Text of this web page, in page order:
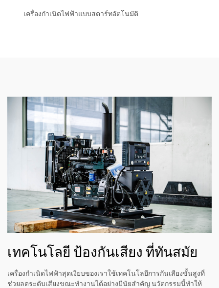
เครื่องกำเนิดไฟฟ้าแบบสตาร์ทอัตโนมัติ
เทคโนโลยี ป้องกันเสียง ที่ทันสมัย
เครื่องกำเนิดไฟฟ้าสุดเงียบของเราใช้เทคโนโลยีการกันเสียงขั้นสูงที่
ช่วยลดระดับเสียงขณะทำงานได้อย่างมีนัยสำคัญ นวัตกรรมนี้ทำให้